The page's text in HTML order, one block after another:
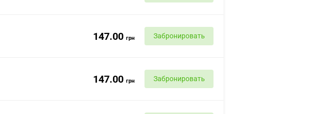
147.00 грн Забронировать
147.00 грн Забронировать